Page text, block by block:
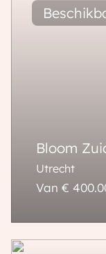
49 - 152 m²
Bloom
Utrecht
Van €